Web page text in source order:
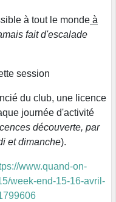
à tout le monde à
fait d'escalade
session
du club, une licence
journée d'activité
découverte, par
et dimanche).
www.quand-on-
week-end-15-16-avril-